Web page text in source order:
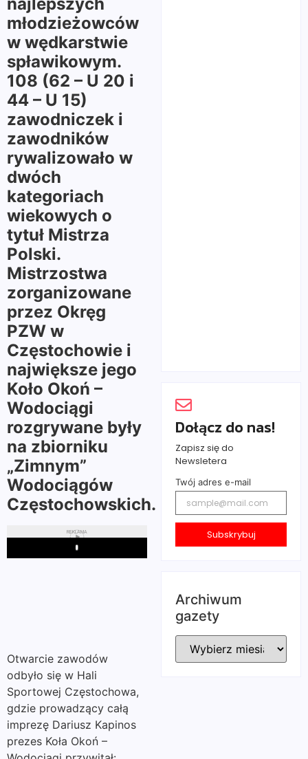
młodzieżowców
w wędkarstwie
spławikowym.
108 (62 – U 20 i
44 – U 15)
zawodniczek i
zawodników
rywalizowało w
dwóch
kategoriach
wiekowych o
tytuł Mistrza
Polski.
Mistrzostwa
zorganizowane
przez Okręg
PZW w
Częstochowie i
największe jego
Koło Okoń –
Wodociągi
rozgrywane były
na zbiorniku
„Zimnym”
Wodociągów
Częstochowskich.
REKLAMA
Play
Otwarcie zawodów
odbyło się w Hali
Sportowej Częstochowa,
gdzie prowadzący całą
imprezę Dariusz Kapinos
prezes Koła Okoń –
Dołącz do nas!
Zapisz się do
Newsletera
Twój adres e-mail
Subskrybuj
Archiwum
gazety